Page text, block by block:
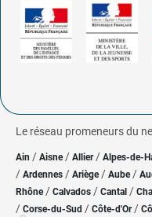
Le réseau promeneurs du
Ain / Aisne/ Allier/ Alpes-de-
/ Ardennes / Ariège/ Aube/
Rhône/ Calvados / Cantal /
/ Corse-du-Sud / Côte-d'Or /